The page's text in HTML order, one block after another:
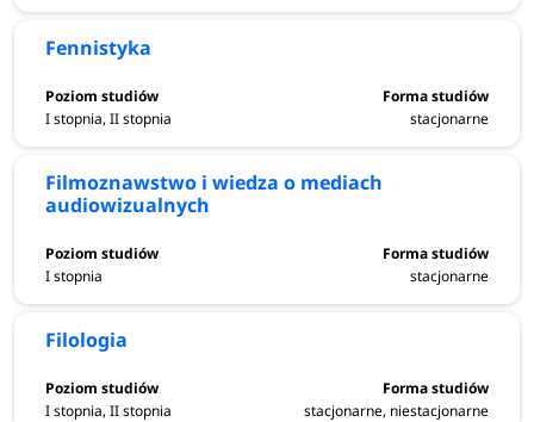
Fennistyka
I stopnia, II stopnia stacjonarne
Filmoznawstwo i wiedza o mediach
audiowizualnych
I stopnia stacjonarne
Filologia
I stopnia, II stopnia stacjonarne, niestacjonarne